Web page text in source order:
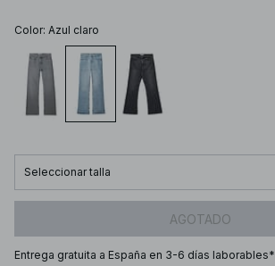
Color: Azul claro
Seleccionar talla
AGOTADO
Entrega gratuita a España en 3-6 días laborables*